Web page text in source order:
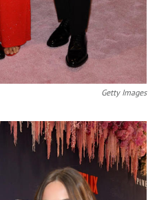
Getty Images